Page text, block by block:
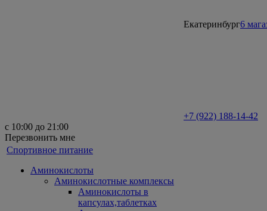
Екатеринбург6
+7 (922) 188-14-42
с 10:00 до 21:00
Перезвонить мне
Спортивное питание
Аминокислоты
Аминокислотные комплексы
Аминокислоты в
капсулах,таблетках